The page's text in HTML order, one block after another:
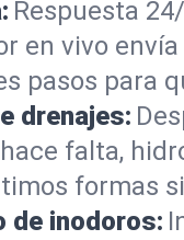
Respuesta
en vivo
pasos para
drenajes:
falta,
formas
de inodoros: